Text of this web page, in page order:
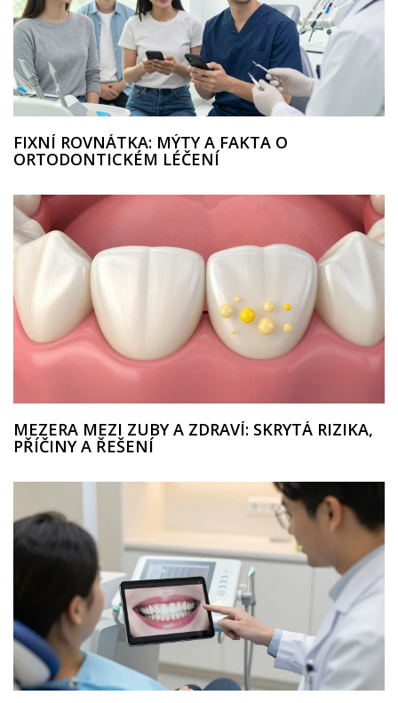
FIXNÍ ROVNÁTKA: MÝTY A FAKTA O
ORTODONTICKÉM LÉČENÍ
MEZERA MEZI ZUBY A ZDRAVÍ: SKRYTÁ RIZIKA,
PŘÍČINY A ŘEŠENÍ